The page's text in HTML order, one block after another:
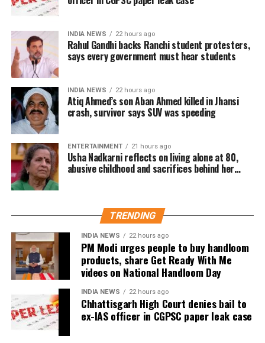
in Delhi from November 7 and the last date to file
nominations is November 14. As per the EC, out of 70
assembly seats, elections will take place in 68 seats. No
polling could be held on two seats due to the death of
candidates.
The EC has appointed Returning Officers and has taken
the objections and suggestions of the public as well as
political parties into consideration, by setting up polling
EC said immediate action will be taken against illegal
hoardings and posters from today onwards. Loudspeakers
the candidates will be done from 10 am to 3 pm at 68
places. The police have also been instructed to provide
proper security. Candidates can spend between Rs 5.75
lakhs and Rs 8 lakhs.
INDIA NEWS 22 hours ago
Rahul Gandhi backs Ranchi student protesters,
says every government must hear students
INDIA NEWS 22 hours ago
Atiq Ahmed’s son Aban Ahmed killed in Jhansi
crash, survivor says SUV was speeding
ENTERTAINMENT 21 hours ago
Usha Nadkarni reflects on living alone at 80,
abusive childhood and sacrifices behind her
TRENDING
INDIA NEWS 22 hours ago
PM Modi urges people to buy handloom
products, share Get Ready With Me
videos on National Handloom Day
INDIA NEWS 22 hours ago
Chhattisgarh High Court denies bail to
ex-IAS officer in CGPSC paper leak case